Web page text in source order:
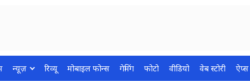
न्यूज़ रिव्यू मोबाइल फोन्स गेमिंग फोटो वीडियो वेब स्टोरी ऐप्स